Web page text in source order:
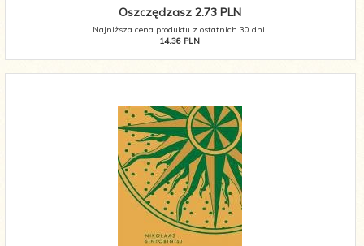
Oszczędzasz 2.73 PLN
Najniższa cena produktu z ostatnich 30 dni:
14.36 PLN